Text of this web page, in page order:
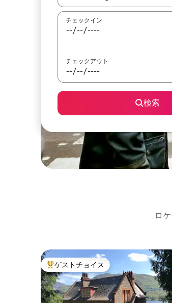
チェックイン
チェックアウト
検索
ロ
大好評のゲストチョイスです。
ゲストチョイス